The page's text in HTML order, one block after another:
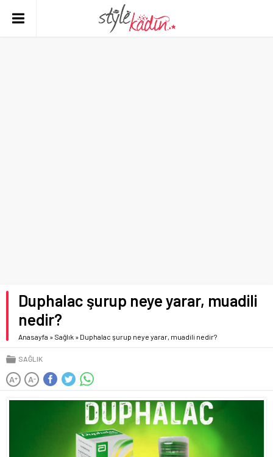
Duphalac şurup neye yarar, muadili
nedir?
Anasayfa » Sağlık » Duphalac şurup neye yarar, muadili nedir?
SAĞLIK
A+ A-